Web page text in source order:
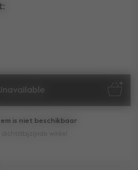
is niet beschikbaar